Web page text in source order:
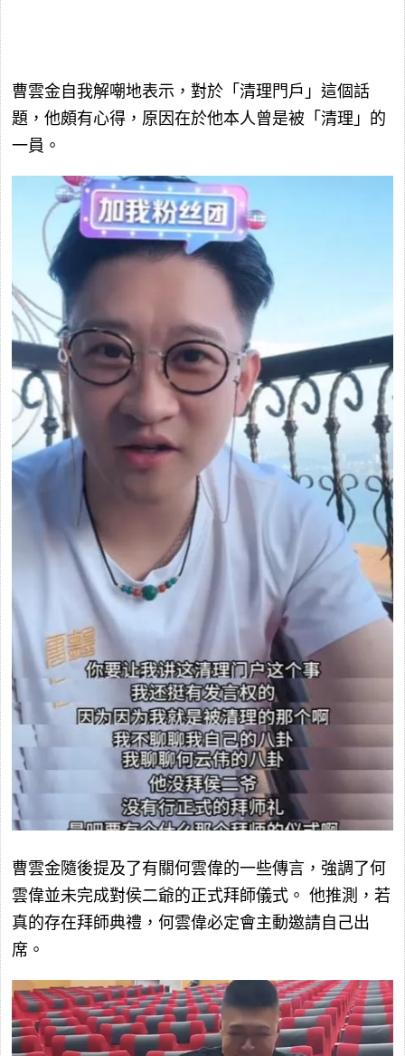
曹雲金自我解嘲地表示，對於「清理門戶」這個話
題，他頗有心得，原因在於他本人曾是被「清理」的
一員。
曹雲金隨後提及了有關何雲偉的一些傳言，強調了何
雲偉並未完成對侯二爺的正式拜師儀式。 他推測，若
真的存在拜師典禮，何雲偉必定會主動邀請自己出
席。